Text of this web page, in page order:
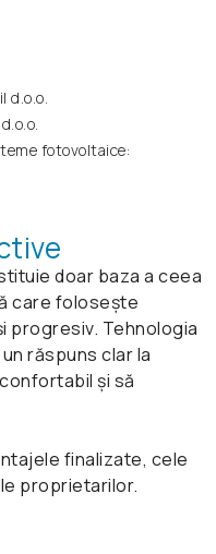
doar baza a ceea
care folosește
progresiv. Tehnologia
răspuns clar la
și să
finalizate, cele
proprietarilor.
d.o.o.
fotovoltaice: